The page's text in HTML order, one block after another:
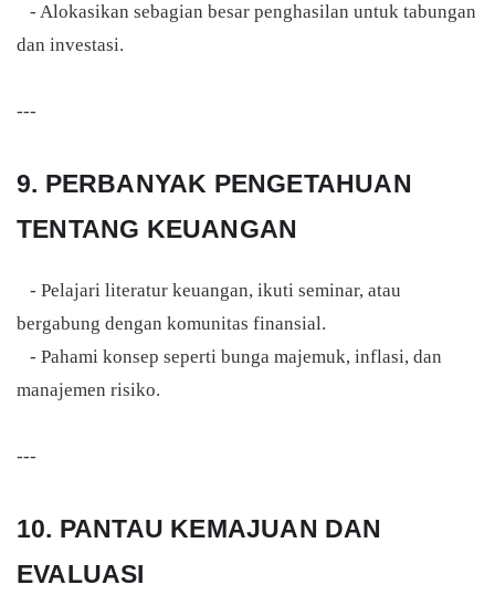
- Alokasikan sebagian besar penghasilan untuk tabungan
dan investasi.
---
9. PERBANYAK PENGETAHUAN
TENTANG KEUANGAN
- Pelajari literatur keuangan, ikuti seminar, atau
bergabung dengan komunitas finansial.
- Pahami konsep seperti bunga majemuk, inflasi, dan
manajemen risiko.
---
10. PANTAU KEMAJUAN DAN
EVALUASI